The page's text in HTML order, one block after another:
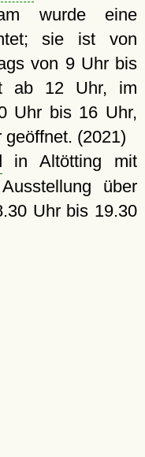
wurde eine
sie ist von
von 9 Uhr bis
ab 12 Uhr, im
Uhr bis 16 Uhr,
(2021)
in Altötting mit
über
Uhr bis 19.30